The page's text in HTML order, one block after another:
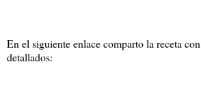
En el siguiente enlace comparto la receta
detallados: